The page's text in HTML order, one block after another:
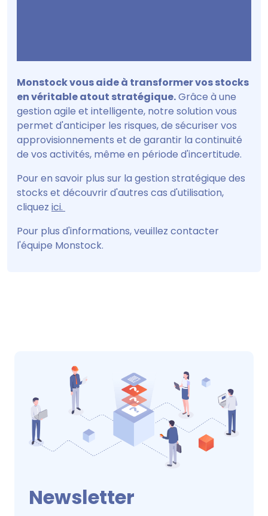
Monstock vous aide à transformer vos stocks
en véritable atout stratégique.Grâce à une
gestion agile et intelligente, notre solution vous
permet d'anticiper les risques, de sécuriser vos
approvisionnements et de garantir la continuité
de vos activités, même en période d'incertitude.
Pour en savoir plus sur la gestion stratégique des
stocks et découvrir d'autres cas d'utilisation,
cliquez ici.
Pour plus d'informations, veuillez contacter
l'équipe Monstock.
Newsletter